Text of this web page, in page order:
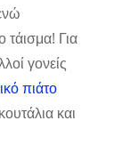
τάισμα! Για
γονείς
πιάτο
και